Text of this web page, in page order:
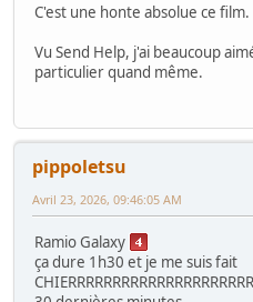
C'est une honte absolue ce film.
Vu Send Help, j'ai beaucoup
particulier quand même.
pippoletsu
Avril 23, 2026, 09:46:05 AM
Ramio Galaxy
ça dure 1h30 et je me suis fait